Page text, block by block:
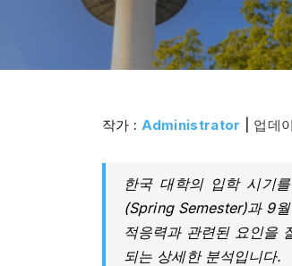
작가 : Administrator | 업데
한국 대학의 입학 시기
(Spring Semester)과 9
적응력과 관련된 요인을
되는 상세한 분석입니다.